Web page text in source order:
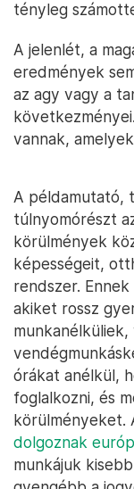
tényleg
A jelenlét, a
eredmények
az agy vagy a
vannak,
A példamutató,
túlnyomórészt
körülmények
képességeit,
rendszer.
akiket rossz
órákat anélkül,
foglalkozni, és
körülményeket.
dolgoznak
munkájuk